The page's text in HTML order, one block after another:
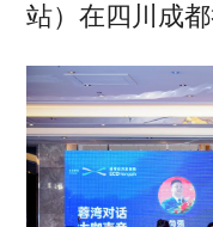
站）在四川成都